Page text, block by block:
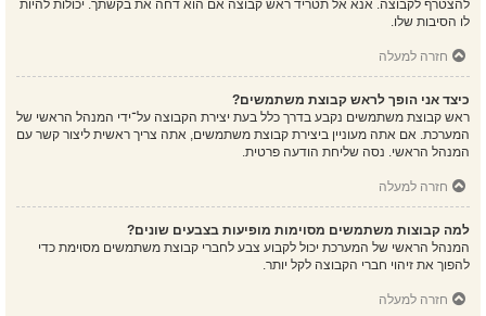
להצטרף לקבוצה. אנא אל תטריד ראש קבוצה אם הוא דחה את בקשתך. יכולות להיות
לו הסיבות שלו.
חזרה למעלה
כיצד אני הופך לראש קבוצת משתמשים?
ראש קבוצת משתמשים נקבע בדרך כלל בעת יצירת הקבוצה על־ידי המנהל הראשי של
המערכת. אם אתה מעוניין ביצירת קבוצת משתמשים, אתה צריך ראשית ליצור קשר עם
המנהל הראשי. נסה שליחת הודעה פרטית.
חזרה למעלה
למה קבוצות משתמשים מסוימות מופיעות בצבעים שונים?
המנהל הראשי של המערכת יכול לקבוע צבע לחברי קבוצת משתמשים מסוימת כדי
להפוך את זיהוי חברי הקבוצה לקל יותר.
חזרה למעלה